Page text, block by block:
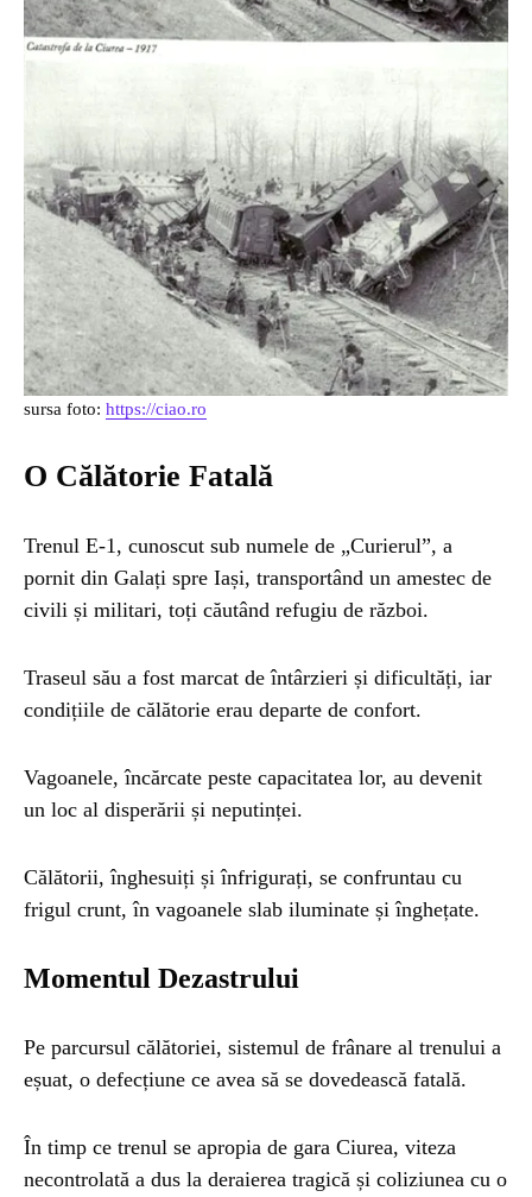
sursa foto: https://ciao.ro
O Călătorie Fatală
Trenul E-1, cunoscut sub numele de „Curierul”, a
pornit din Galați spre Iași, transportând un amestec de
civili și militari, toți căutând refugiu de război.
Traseul său a fost marcat de întârzieri și dificultăți, iar
condițiile de călătorie erau departe de confort.
Vagoanele, încărcate peste capacitatea lor, au devenit
un loc al disperării și neputinței.
Călătorii, înghesuiți și înfrigurați, se confruntau cu
frigul crunt, în vagoanele slab iluminate și înghețate.
Momentul Dezastrului
Pe parcursul călătoriei, sistemul de frânare al trenului a
eșuat, o defecțiune ce avea să se dovedească fatală.
În timp ce trenul se apropia de gara Ciurea, viteza
necontrolată a dus la deraierea tragică și coliziunea cu o